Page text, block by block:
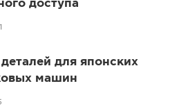
доступа
для японских
машин